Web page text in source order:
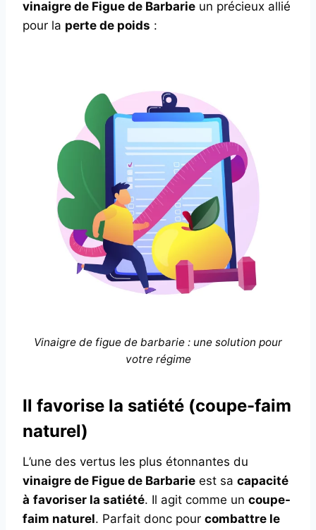
vinaigre de Figue de Barbarie un précieux allié
pour la perte de poids :
Vinaigre de figue de barbarie : une solution pour
votre régime
Il favorise la satiété (coupe-faim
naturel)
L’une des vertus les plus étonnantes du
vinaigre de Figue de Barbarie est sa capacité
à favoriser la satiété. Il agit comme un coupe-
faim naturel. Parfait donc pour combattre le